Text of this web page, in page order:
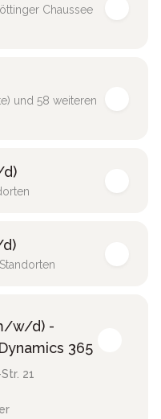
Chaussee
und 58 weiteren
w/d) -
365
21